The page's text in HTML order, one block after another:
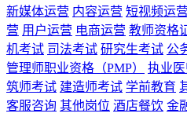
新媒体运营 内容运营 短视频运营
营 用户运营 电商运营 教师资格
机考试 司法考试 研究生考试 公
管理师职业资格（PMP）
执业
筑师考试 建造师考试 学前教育
客服咨询 其他岗位 酒店餐饮 金